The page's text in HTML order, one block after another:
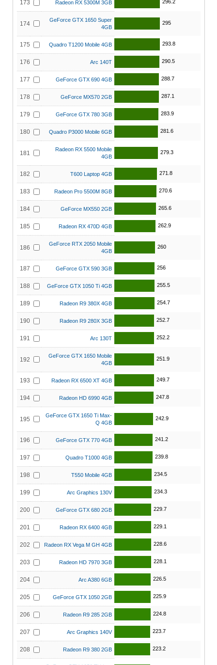
173 Radeon RX 5300M 3GB 296.2
174
GeForce GTX 1650 Super
4GB
295
175 Quadro T1200 Mobile 4GB 293.8
176 Arc 140T 290.5
177 GeForce GTX 690 4GB 288.7
178 GeForce MX570 2GB 287.1
179 GeForce GTX 780 3GB 283.9
180 Quadro P3000 Mobile 6GB 281.6
181
Radeon RX 5500 Mobile
4GB
279.3
182 T600 Laptop 4GB 271.8
183 Radeon Pro 5500M 8GB 270.6
184 GeForce MX550 2GB 265.6
185 Radeon RX 470D 4GB 262.9
186
GeForce RTX 2050 Mobile
4GB
260
187 GeForce GTX 590 3GB 256
188 GeForce GTX 1050 Ti 4GB 255.5
189 Radeon R9 380X 4GB 254.7
190 Radeon R9 280X 3GB 252.7
191 Arc 130T 252.2
192
GeForce GTX 1650 Mobile
4GB
251.9
193 Radeon RX 6500 XT 4GB 249.7
194 Radeon HD 6990 4GB 247.8
195
GeForce GTX 1650 Ti Max-
Q 4GB
242.9
196 GeForce GTX 770 4GB 241.2
197 Quadro T1000 4GB 239.8
198 T550 Mobile 4GB 234.5
199 Arc Graphics 130V 234.3
200 GeForce GTX 680 2GB 229.7
201 Radeon RX 6400 4GB 229.1
202 Radeon RX Vega M GH 4GB 228.6
203 Radeon HD 7970 3GB 228.1
204 Arc A380 6GB 226.5
205 GeForce GTX 1050 2GB 225.9
206 Radeon R9 285 2GB 224.8
207 Arc Graphics 140V 223.7
208 Radeon R9 380 2GB 223.2